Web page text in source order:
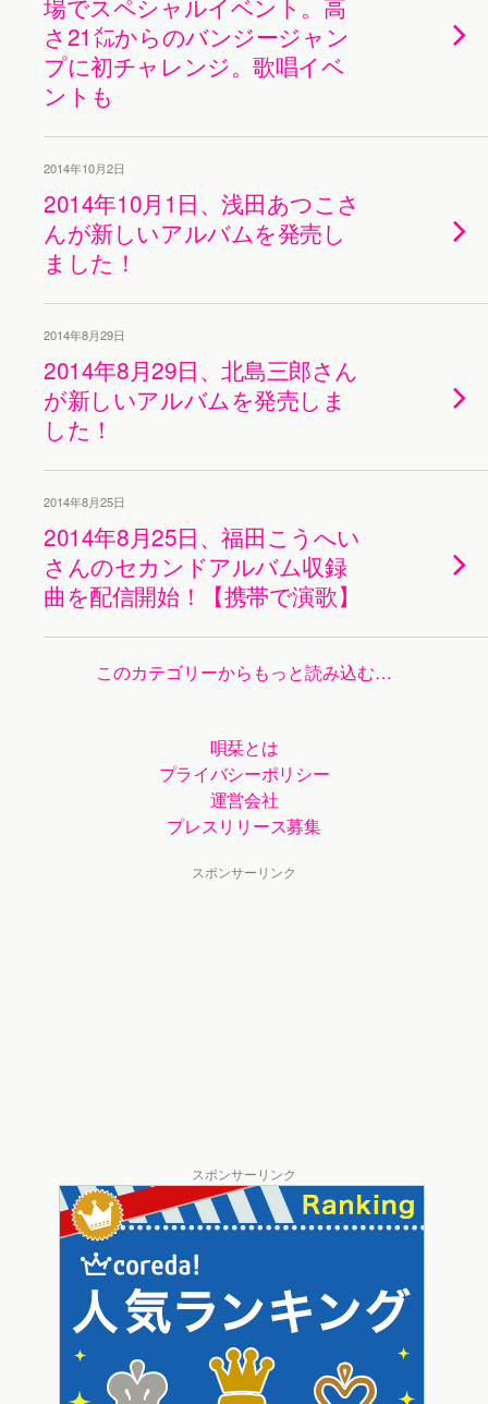
場でスペシャルイベント。高
さ21㍍からのバンジージャン
プに初チャレンジ。歌唱イベ
ントも
2014年10月2日
2014年10月1日、浅田あつこさ
んが新しいアルバムを発売し
ました！
2014年8月29日
2014年8月29日、北島三郎さん
が新しいアルバムを発売しま
した！
2014年8月25日
2014年8月25日、福田こうへい
さんのセカンドアルバム収録
曲を配信開始！【携帯で演歌】
このカテゴリーからもっと読み込む…
唄栞とは
プライバシーポリシー
運営会社
プレスリリース募集
スポンサーリンク
スポンサーリンク